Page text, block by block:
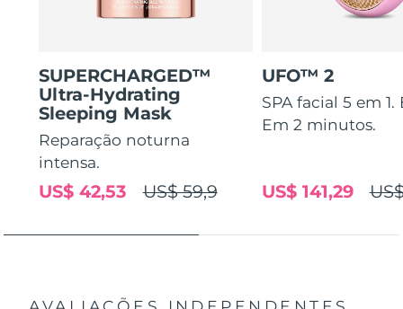
SUPERCHARGED™
Ultra-Hydrating
Sleeping Mask
Reparação noturna
intensa.
US$ 59,9
US$ 42,53
UFO™ 2
SPA facial 5 em 1.
Em 2 minutos.
US$ 141,29